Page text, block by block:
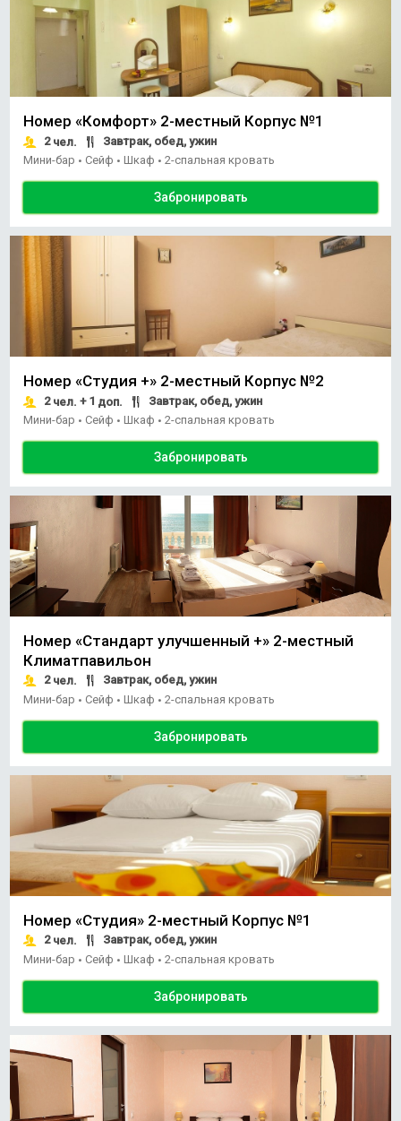
Номер «Комфорт» 2-местный Корпус №1
2чел.
Завтрак, обед, ужин
Мини-бар • Сейф • Шкаф • 2-спальная кровать
Забронировать
Номер «Студия +» 2-местный Корпус №2
2чел. + 1 доп.
Завтрак, обед, ужин
Мини-бар • Сейф • Шкаф • 2-спальная кровать
Забронировать
Номер «Стандарт улучшенный +» 2-местный
Климатпавильон
2чел.
Завтрак, обед, ужин
Мини-бар • Сейф • Шкаф • 2-спальная кровать
Забронировать
Номер «Студия» 2-местный Корпус №1
2чел.
Завтрак, обед, ужин
Мини-бар • Сейф • Шкаф • 2-спальная кровать
Забронировать